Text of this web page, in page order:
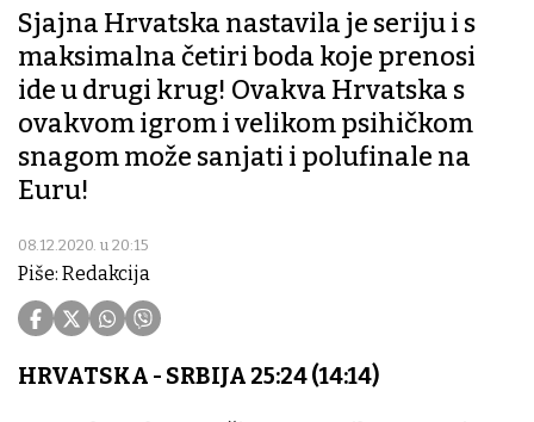
Sjajna Hrvatska nastavila je seriju i s
maksimalna četiri boda koje prenosi
ide u drugi krug! Ovakva Hrvatska s
ovakvom igrom i velikom psihičkom
snagom može sanjati i polufinale na
Euru!
08.12.2020. u 20:15
Piše: Redakcija
HRVATSKA - SRBIJA 25:24 (14:14)